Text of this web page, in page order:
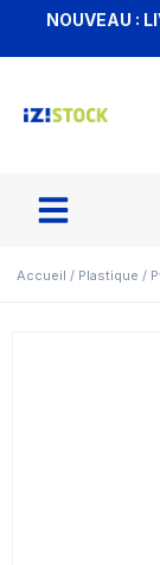
NOUVEAU :
Accueil / Plastique /